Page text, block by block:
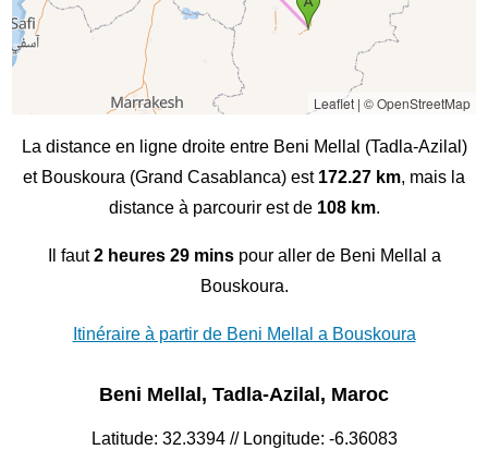
Leaflet| © OpenStreetMap
La distance en ligne droite entre Beni Mellal (Tadla-Azilal)
et Bouskoura (Grand Casablanca) est 172.27 km, mais la
distance à parcourir est de 108 km.
Il faut2 heures 29 minspour aller de Beni Mellal a
Bouskoura.
Itinéraire à partir de Beni Mellal a Bouskoura
Beni Mellal, Tadla-Azilal, Maroc
Latitude: 32.3394 // Longitude: -6.36083